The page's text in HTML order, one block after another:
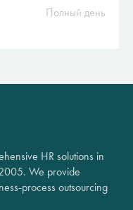
Полный день
HR solutions in
We provide
process outsourcing